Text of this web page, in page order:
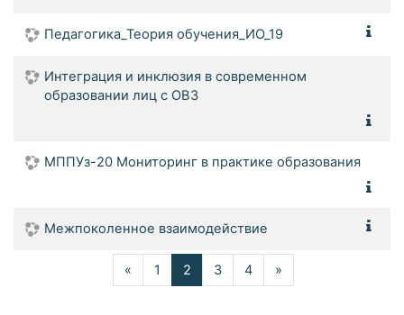
Педагогика_Теория обучения_ИО_19
Интеграция и инклюзия в современном
образовании лиц с ОВЗ
МППУз-20 Мониторинг в практике образования
Межпоколенное взаимодействие
« Назад
1 2 (текущая)
3 4 »